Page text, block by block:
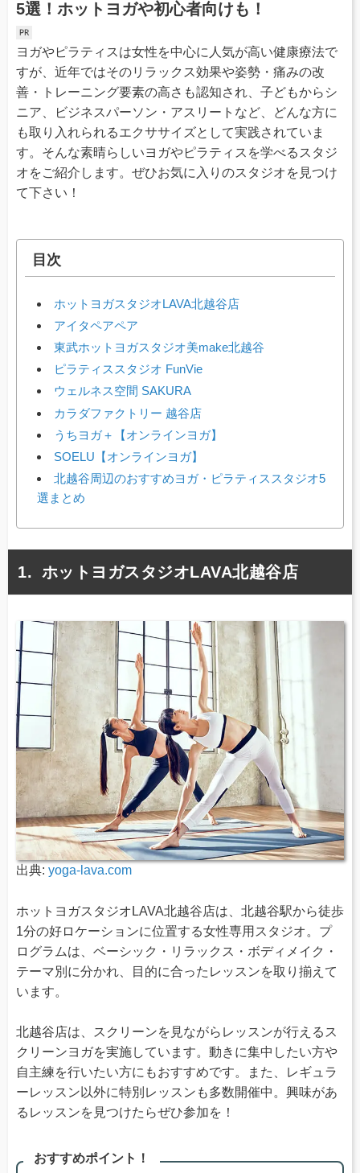
5選！ホットヨガや初心者向けも！
ヨガやピラティスは女性を中心に人気が高い健康療法で
すが、近年ではそのリラックス効果や姿勢・痛みの改
善・トレーニング要素の高さも認知され、子どもからシ
ニア、ビジネスパーソン・アスリートなど、どんな方に
も取り入れられるエクササイズとして実践されていま
す。そんな素晴らしいヨガやピラティスを学べるスタジ
オをご紹介します。ぜひお気に入りのスタジオを見つけ
て下さい！
目次
ホットヨガスタジオLAVA北越谷店
アイタペアペア
東武ホットヨガスタジオ美make北越谷
ピラティススタジオ FunVie
ウェルネス空間 SAKURA
カラダファクトリー 越谷店
うちヨガ＋【オンラインヨガ】
SOELU【オンラインヨガ】
北越谷周辺のおすすめヨガ・ピラティススタジオ5
選まとめ
ホットヨガスタジオLAVA北越谷店
出典: yoga-lava.com
ホットヨガスタジオLAVA北越谷店は、北越谷駅から徒歩
1分の好ロケーションに位置する女性専用スタジオ。プ
ログラムは、ベーシック・リラックス・ボディメイク・
テーマ別に分かれ、目的に合ったレッスンを取り揃えて
います。
北越谷店は、スクリーンを見ながらレッスンが行えるス
クリーンヨガを実施しています。動きに集中したい方や
自主練を行いたい方にもおすすめです。また、レギュラ
ーレッスン以外に特別レッスンも多数開催中。興味があ
るレッスンを見つけたらぜひ参加を！
おすすめポイント！